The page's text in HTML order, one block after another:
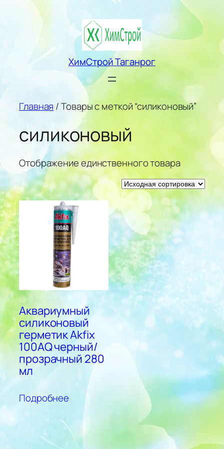
Перейти
ХимСтрой Таганрог
Главная / Товары с меткой “силиконовый”
силиконовый
Отображение единственного товара
Аквариумный
силиконовый
герметик Akfix
100AQ черный/
прозрачный 280
мл
Подробнее